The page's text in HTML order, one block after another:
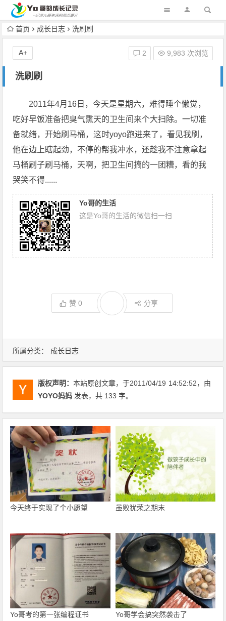
首页 成长日志 洗刷刷
洗刷刷
2 9,983 次浏览
A+
所属分类： 成长日志
2011年4月16日，今天是星期六，难得睡个懒觉，
吃好早饭准备把臭气熏天的卫生间来个大扫除。一切准
备就绪，开始刷马桶，这时yoyo跑进来了，看见我刷，
他在边上瞎起劲，不停的帮我冲水，还趁我不注意拿起
马桶刷子刷马桶，天啊，把卫生间搞的一团糟，看的我
哭笑不得......
Yo哥的生活
这是Yo哥的生活的微信扫一扫
赞0 分享
版权声明：本站原创文章，于2011/04/19 14:52:52，由
YOYO妈妈 发表，共 133 字。
今天终于实现了个小愿望 虽败犹荣之期末
Yo哥考的第一张编程证书 Yo哥学会搞突然袭击了